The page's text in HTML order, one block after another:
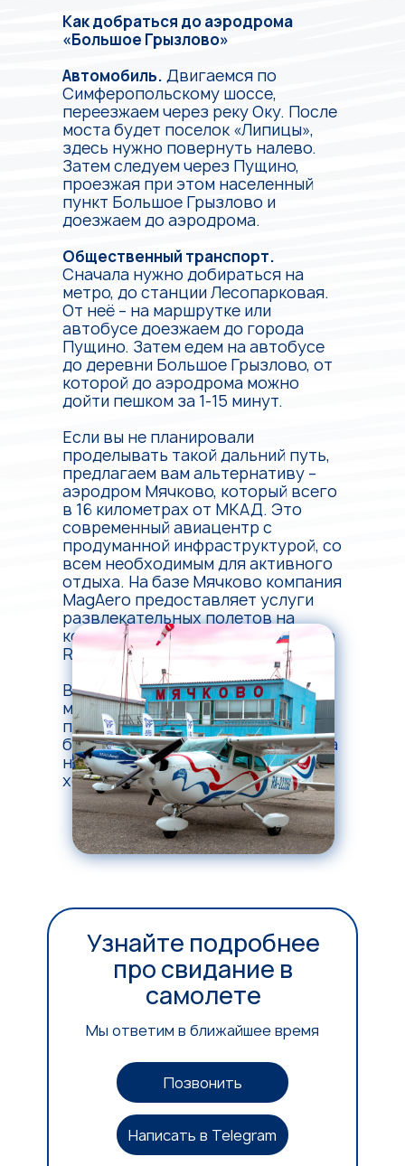
Как добраться до аэродрома
«Большое Грызлово»
Автомобиль. Двигаемся по
Симферопольскому шоссе,
переезжаем через реку Оку. После
моста будет поселок «Липицы»,
здесь нужно повернуть налево.
Затем следуем через Пущино,
проезжая при этом населенный
пункт Большое Грызлово и
доезжаем до аэродрома.
Общественный транспорт.
Сначала нужно добираться на
метро, до станции Лесопарковая.
От неё – на маршрутке или
автобусе доезжаем до города
Пущино. Затем едем на автобусе
до деревни Большое Грызлово, от
которой до аэродрома можно
дойти пешком за 1-15 минут.
Если вы не планировали
проделывать такой дальний путь,
предлагаем вам альтернативу –
аэродром Мячково, который всего
в 16 километрах от МКАД. Это
современный авиацентр с
продуманной инфраструктурой, со
всем необходимым для активного
отдыха. На базе Мячково компания
MagAero предоставляет услуги
развлекательных полетов на
комфортных вертолетах Robinson
R44 и самолетах Cessna 172.
В MagAero можно выбрать
маршрут и продолжительность
полета, есть тарифы на любой
бюджет. Приезжайте вМячковоза
незабываемыми приключениями и
хорошим настроением!
Узнайте подробнее
про свидание в
самолете
Мы ответим в ближайшее время
Позвонить
Написать в Telegram